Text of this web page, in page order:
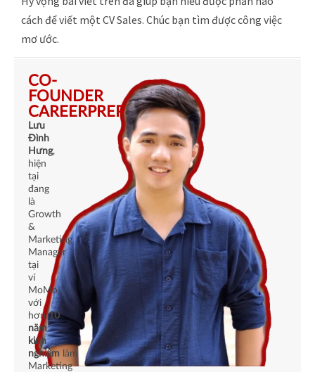
cách để viết một CV Sales. Chúc bạn tìm được công việc
mơ ước.
CO-
FOUNDER
CAREERPREP
Lưu
Đình
Hưng,
hiện
tại
đang
là
Growth
&
Marketing
Manager
tại
ví
MoMo,
với
hơn10
năm
kinh
nghiệm làm
Marketing